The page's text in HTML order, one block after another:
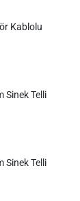
Kablolu
Sinek Telli
Sinek Telli